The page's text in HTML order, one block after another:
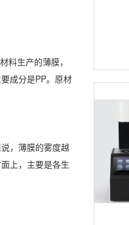
料生产的薄膜，
成分是PP。原材
，薄膜的雾度越
上，主要是各生